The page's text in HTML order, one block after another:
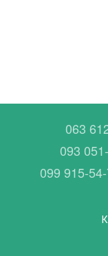
063
093
099 915-